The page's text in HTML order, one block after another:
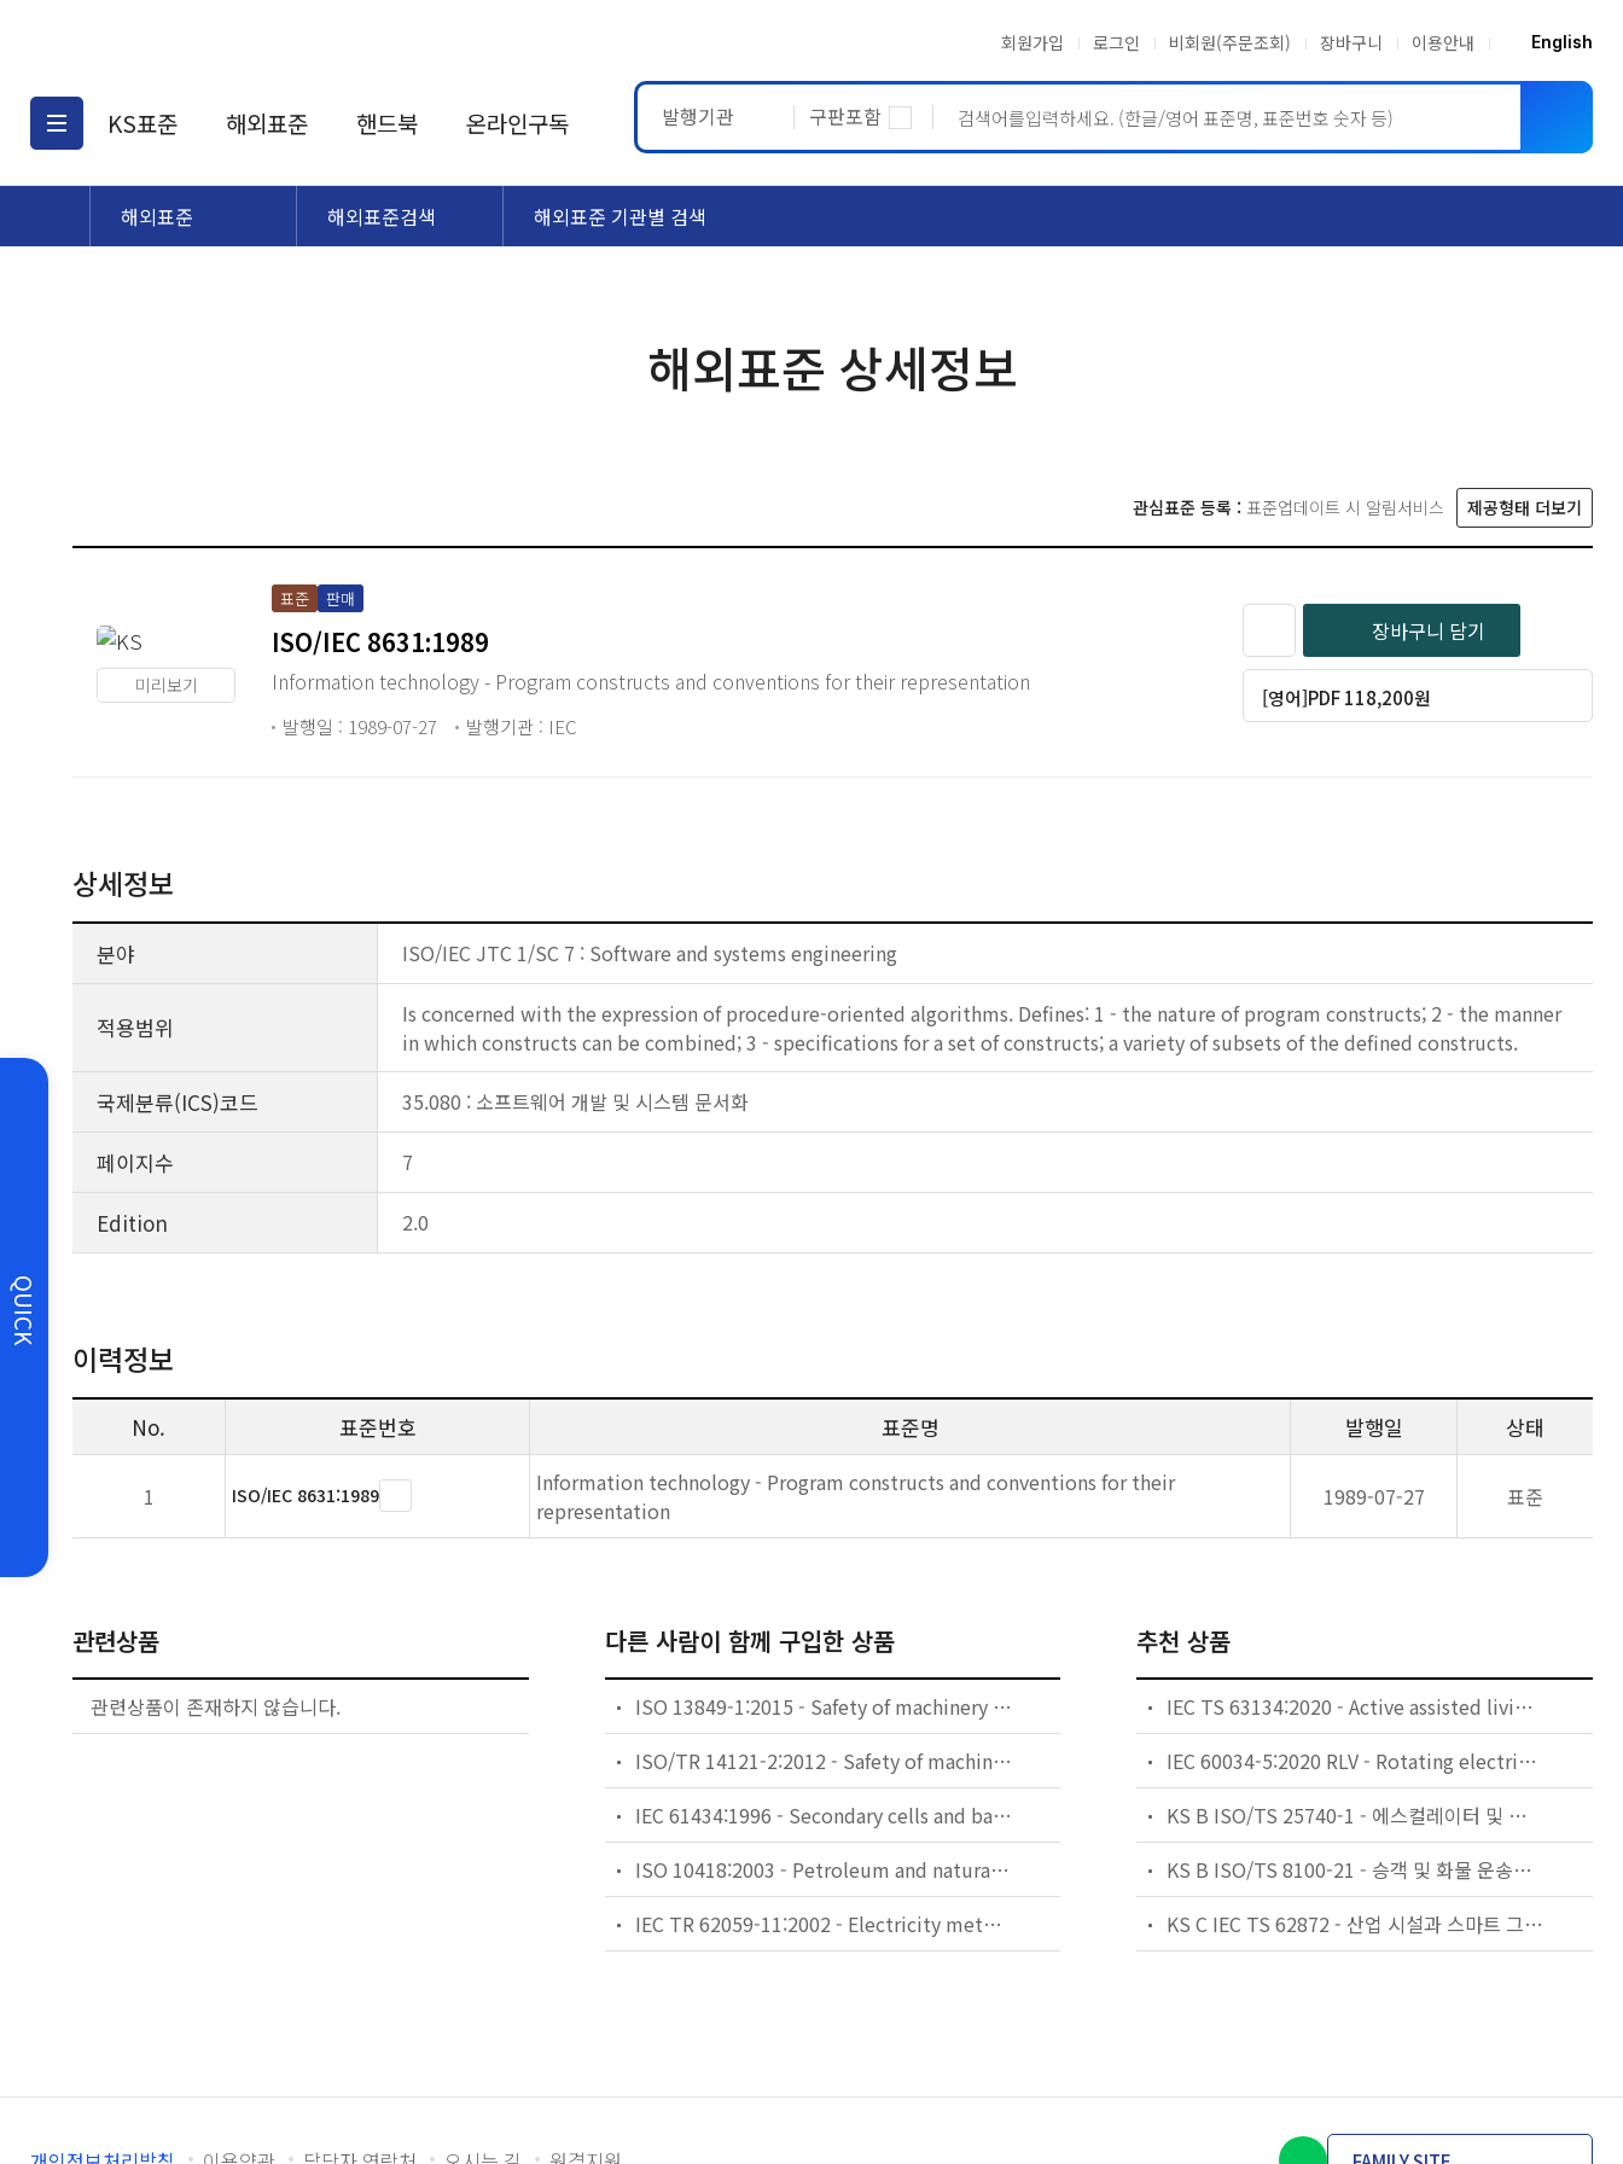
회원가입 로그인 비회원(주문조회) 장바구니 이용안내 English
KS표준
KS표준검색
해외표준
해외표준검색
핸드북 온라인구독 발행기관 구판포함
QUICK
해외표준 해외표준검색 해외표준 기관별 검색
해외표준 상세정보
관심표준 등록 : 표준업데이트 시 알림서비스 제공형태 더보기
미리보기
표준 판매
ISO/IEC 8631:1989
Information technology - Program constructs and conventions for their representation
발행일 : 1989-07-27 발행기관 : IEC
장바구니 담기
[영어]PDF 118,200원
상세정보
분야 ISO/IEC JTC 1/SC 7 : Software and systems engineering
적용범위
Is concerned with the expression of procedure-oriented algorithms. Defines: 1 - the nature of program constructs; 2 - the manner
in which constructs can be combined; 3 - specifications for a set of constructs; a variety of subsets of the defined constructs.
국제분류(ICS)코드 35.080 : 소프트웨어 개발 및 시스템 문서화
페이지수 7
Edition 2.0
이력정보
No. 표준번호 표준명 발행일 상태
1 ISO/IEC 8631:1989
Information technology - Program constructs and conventions for their
representation
1989-07-27 표준
관련상품
관련상품이 존재하지 않습니다.
다른 사람이 함께 구입한 상품
ISO 13849-1:2015 - Safety of machinery — Safety-related parts of control systems — Part 1: General principles for design
ISO/TR 14121-2:2012 - Safety of machinery — Risk assessment — Part 2: Practical guidance and examples of methods
IEC 61434:1996 - Secondary cells and batteries containing alkaline or other non-acid electrolytes - Guide to designation of current in alkaline secondary cell and battery standards
ISO 10418:2003 - Petroleum and natural gas industries — Offshore production installations — Analysis, design, installation and testing of basic surface process safety systems
IEC TR 62059-11:2002 - Electricity metering equipment - Dependability - Part 11: General concepts
추천 상품
IEC TS 63134:2020 - Active assisted living (AAL) use cases
IEC 60034-5:2020 RLV - Rotating electrical machines - Part 5: Degrees of protection provided by the integral design of rotating electrical machines (IP code) - Classification
KS B ISO/TS 25740-1 - 에스컬레이터 및 무빙워크에 대한 안전요건 — 제1부: 세계공통 필수 안전요건(GESRs)
KS B ISO/TS 8100-21 - 승객 및 화물 운송용 엘리베이터 —제21부: 세계공통 필수안전요건(GESRs)을 충족하는 세계공통 안전 파라미터(GSPs)
KS C IEC TS 62872 - 산업 시설과 스마트 그리드 사이의 산업 공정 측정, 제어 및 자동화 시스템 인터페이스